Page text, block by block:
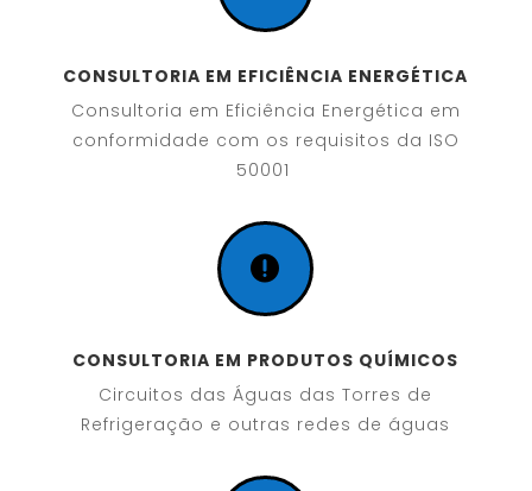
CONSULTORIA EM EFICIÊNCIA ENERGÉTICA
Consultoria em Eficiência Energética em
conformidade com os requisitos da ISO
50001

CONSULTORIA EM PRODUTOS QUÍMICOS
Circuitos das Águas das Torres de
Refrigeração e outras redes de águas